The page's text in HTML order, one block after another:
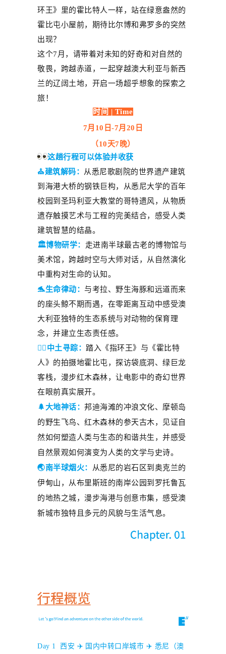
环王》里的霍比特人一样，站在绿意盎然的
霍比屯小屋前，期待比尔博和弗罗多的突然
出现？
这个7 月，请带着对未知的好奇和对自然的
敬畏，跨越赤道，一起穿越澳大利亚与新西
兰的辽阔土地，开启一场超乎想象的探索之
旅！
时间 | Time
7月 10 日-7月 20 日
（10天7 晚）
这趟行程可以体验并收获
⛪建筑解码：
从悉尼歌剧院的世界遗产建筑
到海港大桥的钢铁巨构，从悉尼大学的百年
校园到 圣玛利亚大教堂的哥特遗风，从物质
遗存触摸艺术与工程的完美结合， 感受人类
建筑智慧的结晶。
🏛️博物研学： 走进南半球最古老的博物馆与
美术馆，跨越时空与大师对话，从自然演化
中重构对生命的认知。
🐬生命律动：与考拉、野生海豚和远道而来
的座头鲸不期而遇，在零距离互动中感受澳
大利亚独特的生态系统与对动物的保育理
念，并建立生态责任感。
🧝‍♂️中土寻踪： 踏入《指环王》与 《霍比特
人》 的拍摄地霍比屯，探访袋底洞、绿巨龙
客栈，漫步红木森林，让电影中的奇幻世界
在眼前真实展开。
🌲大地神话：邦迪海滩的冲浪文化、 摩顿岛
的野生飞鸟、红木森林的参天古木，见证自
然如何塑造人类与生态的和谐共生，并感受
自然景观如何演变为人类的文学与史诗。
🌏南半球烟火： 从悉尼的岩石区到奥克兰的
伊甸山，从布里斯班的南岸公园到罗托鲁瓦
的地热之城，漫步海港与创意市集，感受澳
新城市独特且 多元的风貌与生活气息。
Day 1 西安 ✈️ 国内中转口岸城市 ✈️ 悉尼（澳